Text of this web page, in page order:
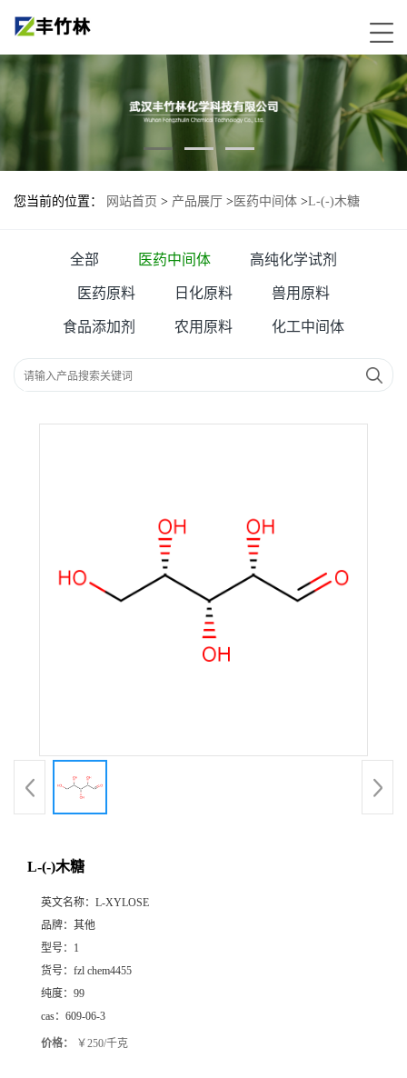
您当前的位置： 网站首页 > 产品展厅 > 医药中间体 >L-(-)木糖
全部 医药中间体 高纯化学试剂
医药原料 日化原料 兽用原料
食品添加剂 农用原料 化工中间体
L-(-)木糖
英文名称： L-XYLOSE
品牌： 其他
型号： 1
货号： fzl chem4455
纯度： 99
cas： 609-06-3
价格： ￥250/千克